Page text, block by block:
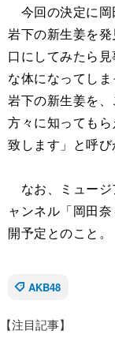
今回の決定に岡
岩下の新生姜を
口にしてみたら
な体になってし
岩下の新生姜を
方々に知っても
致します」と呼び
なお、ミュージ
ャンネル「岡田
開予定とのこと。
AKB48
【注目記事】